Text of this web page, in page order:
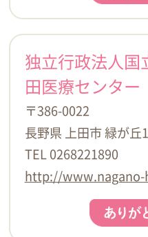
独立行政法人国
田医療センター
〒386-0022
長野県 上田市 緑が丘
TEL 0268221890
http://www.nagano-